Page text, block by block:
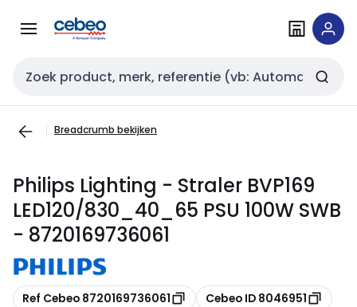
naar
naar
Zoekveld invoer
Breadcrumb bekijken
Philips Lighting - Straler BVP169
LED120/830_40_65 PSU 100W SWB
- 8720169736061
Kopiëren
Ref Cebeo 8720169736061 Kopiëren
Cebeo ID 8046951